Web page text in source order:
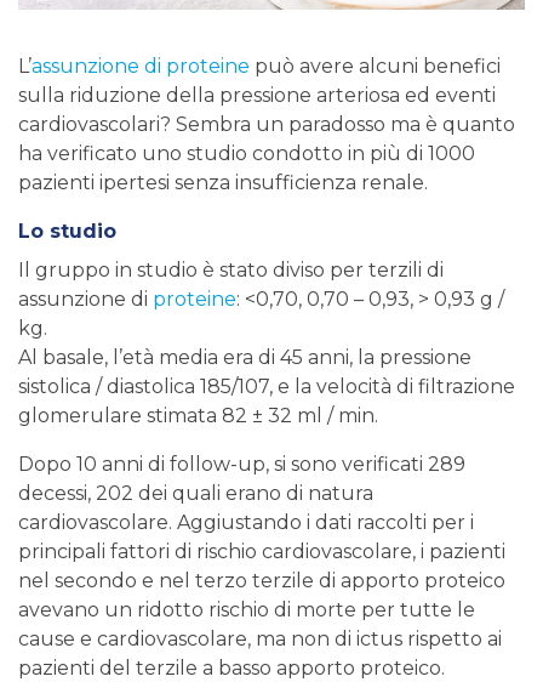
L’assunzione di proteine ​​può avere alcuni benefici
sulla riduzione della pressione arteriosa ed eventi
cardiovascolari? Sembra un paradosso ma è quanto
ha verificato uno studio condotto in più di 1000
pazienti ipertesi senza insufficienza renale.
Lo studio
Il gruppo in studio è stato diviso per terzili di
assunzione di proteine: <0,70, 0,70 – 0,93, > 0,93 g /
kg.
Al basale, l’età media era di 45 anni, la pressione
sistolica / diastolica 185/107, e la velocità di filtrazione
glomerulare stimata 82 ± 32 ml / min.
Dopo 10 anni di follow-up, si sono verificati 289
decessi, 202 dei quali erano di natura
cardiovascolare. Aggiustando i dati raccolti per i
principali fattori di rischio cardiovascolare, i pazienti
nel secondo e nel terzo terzile di apporto proteico
avevano un ridotto rischio di morte per tutte le
cause e cardiovascolare, ma non di ictus rispetto ai
pazienti del terzile a basso apporto proteico.